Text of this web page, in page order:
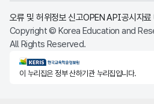
오류 및 허위정보 신고OPEN API공시자료
Copyright © Korea Education and
All Rights Reserved.
KERIS한국교육학술정보원
이 누리집은 정부 산하기관 누리집입니다.